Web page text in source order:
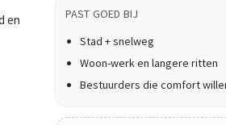
en
PAST GOED BIJ
Stad + snelweg
Woon-werk en langere ritten
Bestuurders die comfort